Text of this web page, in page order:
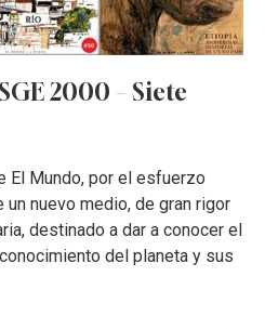
2000 – Siete
El Mundo, por el esfuerzo
nuevo medio, de gran rigor
destinado a dar a conocer el
del planeta y sus